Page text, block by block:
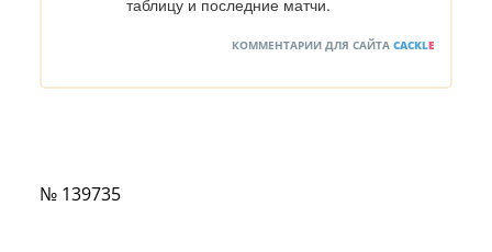
КОММЕНТАРИИ ДЛЯ САЙТА CACKLE
№ 139735